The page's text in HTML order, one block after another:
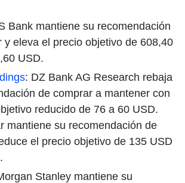
Bank mantiene su recomendación
y eleva el precio objetivo de 608,40
USD.
: DZ Bank AG Research rebaja
de comprar a mantener con
reducido de 76 a 60 USD.
mantiene su recomendación de
el precio objetivo de 135 USD
Stanley mantiene su